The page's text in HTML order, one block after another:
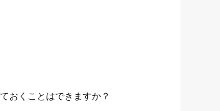
おくことはできますか？